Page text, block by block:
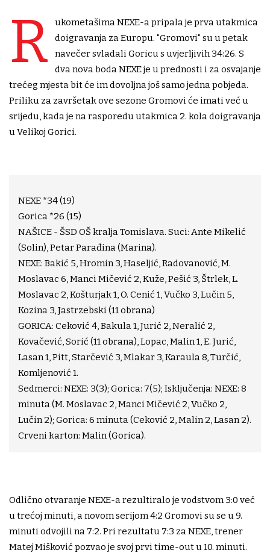
R
ukometašima NEXE-a pripala je prva utakmica
doigravanja za Europu. "Gromovi" su u petak
navečer svladali Goricu s uvjerljivih 34:26. S
dva nova boda NEXE je u prednosti i za osvajanje
trećeg mjesta bit će im dovoljna još samo jedna pobjeda.
Priliku za završetak ove sezone Gromovi će imati već u
srijedu, kada je na rasporedu utakmica 2. kola doigravanja
u Velikoj Gorici.
NEXE *34 (19)
Gorica *26 (15)
NAŠICE - ŠSD OŠ kralja Tomislava. Suci: Ante Mikelić
(Solin), Petar Parađina (Marina).
NEXE: Bakić 5, Hromin 3, Haseljić, Radovanović, M.
Moslavac 6, Manci Mičević 2, Kuže, Pešić 3, Štrlek, L.
Moslavac 2, Košturjak 1, O. Cenić 1, Vučko 3, Lučin 5,
Kozina 3, Jastrzebski (11 obrana)
GORICA: Ceković 4, Bakula 1, Jurić 2, Neralić 2,
Kovačević, Sorić (11 obrana), Lopac, Malin 1, E. Jurić,
Lasan 1, Pitt, Starčević 3, Mlakar 3, Karaula 8, Turčić,
Komljenović 1.
Sedmerci: NEXE: 3(3); Gorica: 7(5); Isključenja: NEXE: 8
minuta (M. Moslavac 2, Manci Mičević 2, Vučko 2,
Lučin 2); Gorica: 6 minuta (Ceković 2, Malin 2, Lasan 2).
Crveni karton: Malin (Gorica).
Odlično otvaranje NEXE-a rezultiralo je vodstvom 3:0 već
u trećoj minuti, a novom serijom 4:2 Gromovi su se u 9.
minuti odvojili na 7:2. Pri rezultatu 7:3 za NEXE, trener
Matej Mišković pozvao je svoj prvi time-out u 10. minuti.